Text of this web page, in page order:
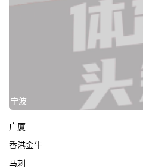
宁波
广厦
香港金牛
马刺